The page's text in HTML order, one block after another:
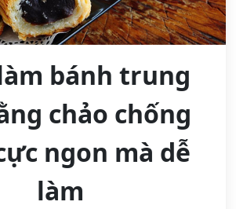
bánh trung
chảo chống
ngon mà dễ
làm